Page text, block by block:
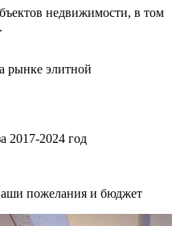
недвижимости, в том
рынке элитной
2017-2024 год
пожелания и бюджет